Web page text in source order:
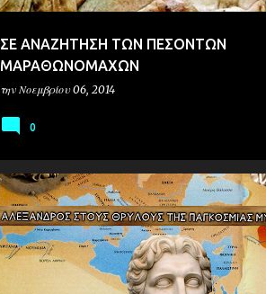
ΣΕ ΑΝΑΖΗΤΗΣΗ ΤΩΝ ΠΕΣΟΝΤΩΝ
ΜΑΡΑΘΩΝΟΜΑΧΩΝ
την Νοεμβρίου 06, 2014
0
ΙΣΤΟΡΙΑ ΜΑΚΕΔΟΝΙΑ EΡΕΥΝΑ